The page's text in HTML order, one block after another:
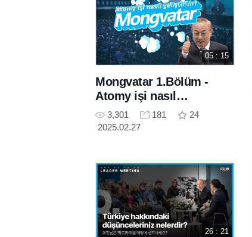
05 : 15
Mongvatar 1.Bölüm -
Atomy işi nasıl
geliştirilir?
3,301 181
24
2025.02.27
26 : 21